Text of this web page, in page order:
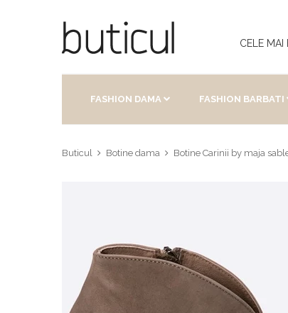
CELE MAI
FASHION DAMA FASHION BARBATI
Buticul Botine dama Botine Carinii by maja